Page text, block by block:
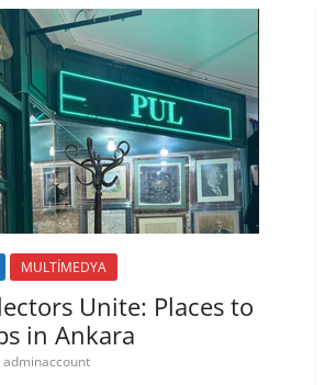
MULTİMEDYA
Unite: Places to
in Ankara
adminaccount